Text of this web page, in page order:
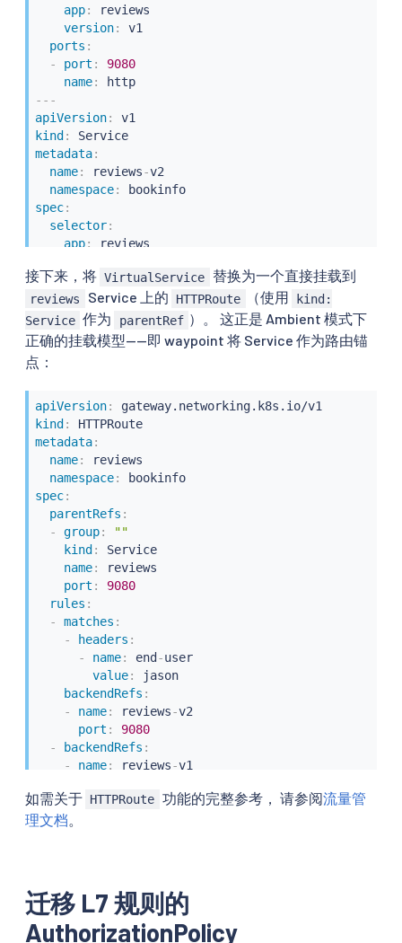
app:
reviews
version:
v1
ports :
-
port :
9080
name:
http
---
apiVersion:
kind :
Service
metadata:
name: reviews-v2
namespace:
bookinfo
spec:
selector:
app:
reviews
ports:
- port: 9080
name: http
接下来，将 VirtualService 替换为一个直接挂载到
reviews Service 上的 HTTPRoute （使用
kind:
Service 作为 parentRef ）。 这正是 Ambient 模式下
正确的挂载模型——即 waypoint 将 Service 作为路由锚
点：
apiVersion:
gateway.networking.k8s.io/v1
kind :
HTTPRoute
metadata:
name:
reviews
namespace:
bookinfo
spec:
parentRefs :
-
group:
""
kind :
Service
name:
reviews
port :
9080
rules :
-
matches :
-
headers :
-
name: end -user
value:
jason
backendRefs :
-
name: reviews-v2
port :
9080
-
backendRefs :
-
name: reviews-v1
如需关于 HTTPRoute 功能的完整参考， 请参阅流量管
理文档。
迁移 L7 规则的
AuthorizationPolicy